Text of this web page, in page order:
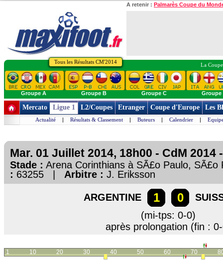
A retenir : Palmarès Coupe du
Tous les Résultats CM'2014 La
Groupe A Groupe B Groupe C Groupe
Mercato Ligue 1 L2/Coupes Etranger Coupe d'Europe Les
Actualité | Résultats & Classement | Buteurs | Calendrier |
Mar. 01 Juillet 2014, 18h00 - CdM 2014
Stade : Arena Corinthians à SÃ£o Paulo,
: 63255 | Arbitre : J. Eriksson
ARGENTINE 1 0
(mi-tps: 0-0)
après prolongation (fin :
1 10 20 30 40 50 60 70